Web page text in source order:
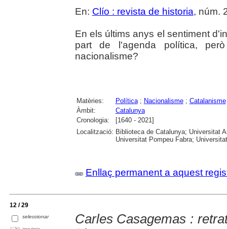
En: Clío : revista de historia, núm.
En els últims anys el sentiment
part de l'agenda política,
nacionalisme?
Matèries: Política; Nacionalisme; Catalanisme
Àmbit:
Catalunya
Cronologia:
[1640 - 2021]
Localització: Biblioteca de Catalunya; Universitat
Universitat Pompeu Fabra;
Enllaç permanent a aquest
12 / 29
seleccionar Carles Casagemas :